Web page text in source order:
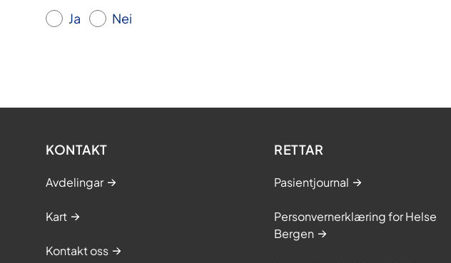
Ja Nei
KONTAKT
Avdelingar
Kart
Kontakt oss
RETTAR
Pasientjournal
Personvernerklæring for Helse
Bergen